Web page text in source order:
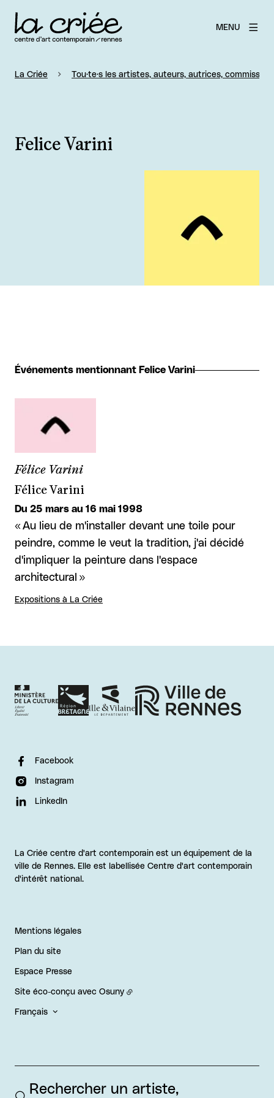
MENU
La Criée Tou·te·s les artistes, auteurs, autrices,
Felice Varini
Événements mentionnant Felice Varini
Félice Varini
Félice Varini
Du 25 mars au 16 mai 1998
« Au lieu de m'installer devant une toile pour
peindre, comme le veut la tradition, j'ai décidé
d'impliquer la peinture dans l'espace
architectural »
Expositions à La Criée
Facebook
Instagram
LinkedIn
La Criée centre d'art contemporain est un équipement de la
ville de Rennes. Elle est labellisée Centre d'art contemporain
d'intérêt national.
Mentions légales
Plan du site
Espace Presse
Site éco-conçu avec Osuny
Français
Rechercher un artiste,